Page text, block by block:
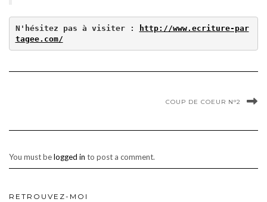
N'hésitez pas à visiter :
http://www.ecriture-par
tagee.com/
COUP DE COEUR N°2
You must belogged in to post a comment.
RETROUVEZ-MOI